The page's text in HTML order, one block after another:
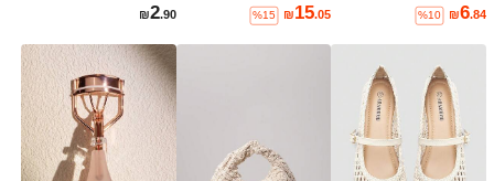
₪6.84
%10
₪15.05
%15
₪2.90